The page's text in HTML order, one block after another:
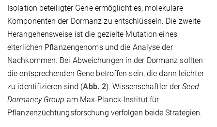
Isolation beteiligter Gene ermöglicht es, molekulare
Komponenten der Dormanz zu entschlüsseln. Die zweite
Herangehensweise ist die gezielte Mutation eines
elterlichen Pflanzengenoms und die Analyse der
Nachkommen. Bei Abweichungen in der Dormanz sollten
die entsprechenden Gene betroffen sein, die dann leichter
zu identifizieren sind (Abb. 2). Wissenschaftler derSeed
Dormancy Group am Max-Planck-Institut für
Pflanzenzüchtungsforschung verfolgen beide Strategien.